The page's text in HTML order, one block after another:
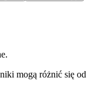
mogą różnić się od